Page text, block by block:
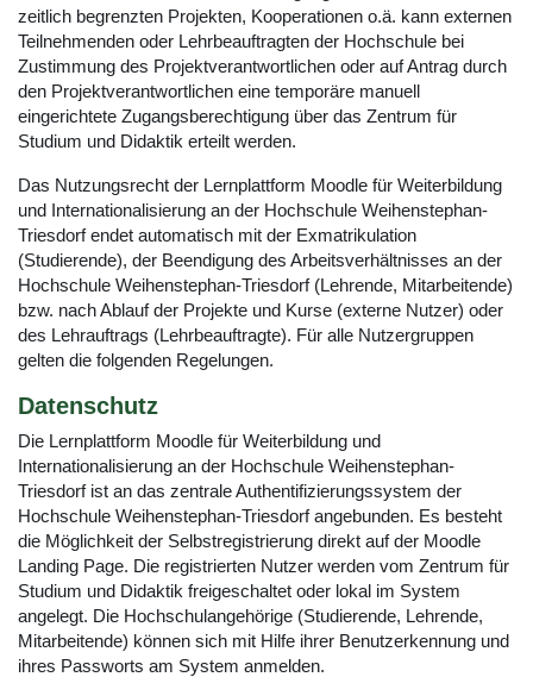
zeitlich begrenzten Projekten, Kooperationen o.ä. kann externen
Teilnehmenden oder Lehrbeauftragten der Hochschule bei
Zustimmung des Projektverantwortlichen oder auf Antrag durch
den Projektverantwortlichen eine temporäre manuell
eingerichtete Zugangsberechtigung über das Zentrum für
Studium und Didaktik erteilt werden.
Das Nutzungsrecht der Lernplattform Moodle für Weiterbildung
und Internationalisierung an der Hochschule Weihenstephan-
Triesdorf endet automatisch mit der Exmatrikulation
(Studierende), der Beendigung des Arbeitsverhältnisses an der
Hochschule Weihenstephan-Triesdorf (Lehrende, Mitarbeitende)
bzw. nach Ablauf der Projekte und Kurse (externe Nutzer) oder
des Lehrauftrags (Lehrbeauftragte). Für alle Nutzergruppen
gelten die folgenden Regelungen.
Datenschutz
Die Lernplattform Moodle für Weiterbildung und
Internationalisierung an der Hochschule Weihenstephan-
Triesdorf ist an das zentrale Authentifizierungssystem der
Hochschule Weihenstephan-Triesdorf angebunden. Es besteht
die Möglichkeit der Selbstregistrierung direkt auf der Moodle
Landing Page. Die registrierten Nutzer werden vom Zentrum für
Studium und Didaktik freigeschaltet oder lokal im System
angelegt. Die Hochschulangehörige (Studierende, Lehrende,
Mitarbeitende) können sich mit Hilfe ihrer Benutzerkennung und
ihres Passworts am System anmelden.